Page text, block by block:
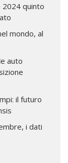
2024 quinto
mondo, al
auto
il futuro
i dati